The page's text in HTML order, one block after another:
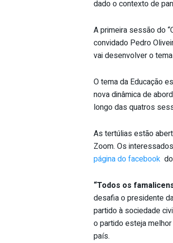
dado o contexto de
A primeira sessão do
convidado Pedro
vai desenvolver o tema
O tema da Educação
nova dinâmica de
longo das quatros
As tertúlias estão
Zoom. Os
página do facebook
“Todos os
desafia o presidente
partido à sociedade
o partido esteja
país.